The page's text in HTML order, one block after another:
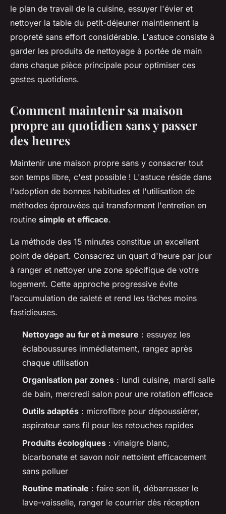
le plan de travail de la cuisine, essuyer l'évier et
nettoyer la table du petit-déjeuner maintiennent la
propreté sans effort considérable. L'astuce consiste à
garder les produits de nettoyage à portée de main
dans chaque pièce principale pour optimiser ces
gestes quotidiens.
Comment maintenir sa maison
propre au quotidien sans y passer
des heures
Maintenir une maison propre sans y consacrer tout
son temps libre, c'est possible ! L'astuce réside dans
l'adoption de bonnes habitudes et l'utilisation de
méthodes éprouvées qui transforment l'entretien en
routine simple et efficace.
La méthode des 15 minutes constitue un excellent
point de départ. Consacrez un quart d'heure par jour
à ranger et nettoyer une zone spécifique de votre
logement. Cette approche progressive évite
l'accumulation de saleté et rend les tâches moins
fastidieuses.
Nettoyage au fur et à mesure : essuyez les
éclaboussures immédiatement, rangez après
chaque utilisation
Organisation par zones : lundi cuisine, mardi salle
de bain, mercredi salon pour une rotation efficace
Outils adaptés : microfibre pour dépoussiérer,
aspirateur sans fil pour les retouches rapides
Produits écologiques : vinaigre blanc,
bicarbonate et savon noir nettoient efficacement
sans polluer
Routine matinale : faire son lit, débarrasser le
lave-vaisselle, ranger le courrier dès réception